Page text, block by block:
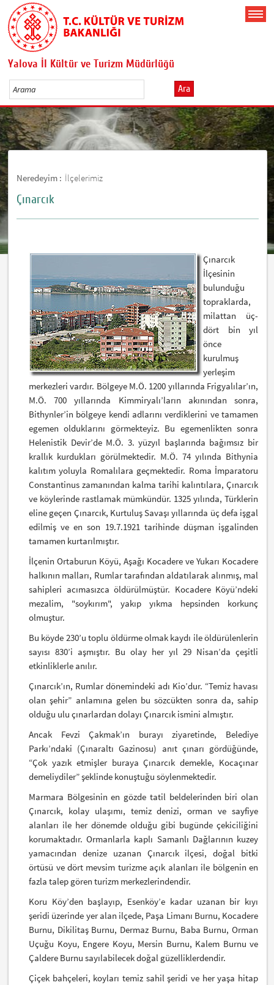
Yalova İl Kültür ve Turizm Müdürlüğü
Ara
Neredeyim : İlçelerimiz
Çınarcık
Çınarcık
İlçesinin
bulunduğu
topraklarda,
milattan üç-
dört bin yıl
önce
kurulmuş
yerleşim
merkezleri vardır. Bölgeye M.Ö. 1200 yıllarında Frigyalılar’ın,
M.Ö. 700 yıllarında Kimmiryalı’ların akınından sonra,
Bithynler’in bölgeye kendi adlarını verdiklerini ve tamamen
egemen olduklarını görmekteyiz. Bu egemenlikten sonra
Helenistik Devir’de M.Ö. 3. yüzyıl başlarında bağımsız bir
krallık kurdukları görülmektedir. M.Ö. 74 yılında Bithynia
kalıtım yoluyla Romalılara geçmektedir. Roma İmparatoru
Constantinus zamanından kalma tarihi kalıntılara, Çınarcık
ve köylerinde rastlamak mümkündür. 1325 yılında, Türklerin
eline geçen Çınarcık, Kurtuluş Savaşı yıllarında üç defa işgal
edilmiş ve en son 19.7.1921 tarihinde düşman işgalinden
tamamen kurtarılmıştır.
İlçenin Ortaburun Köyü, Aşağı Kocadere ve Yukarı Kocadere
halkının malları, Rumlar tarafından aldatılarak alınmış, mal
sahipleri acımasızca öldürülmüştür. Kocadere Köyü’ndeki
mezalim, "soykırım", yakıp yıkma hepsinden korkunç
olmuştur.
Bu köyde 230’u toplu öldürme olmak kaydı ile öldürülenlerin
sayısı 830’i aşmıştır. Bu olay her yıl 29 Nisan’da çeşitli
etkinliklerle anılır.
Çınarcık’ın, Rumlar dönemindeki adı Kio’dur. “Temiz havası
olan şehir” anlamına gelen bu sözcükten sonra da, sahip
olduğu ulu çınarlardan dolayı Çınarcık ismini almıştır.
Ancak Fevzi Çakmak’ın burayı ziyaretinde, Belediye
Parkı’ndaki (Çınaraltı Gazinosu) anıt çınarı gördüğünde,
“Çok yazık etmişler buraya Çınarcık demekle, Kocaçınar
demeliydiler” şeklinde konuştuğu söylenmektedir.
Marmara Bölgesinin en gözde tatil beldelerinden biri olan
Çınarcık, kolay ulaşımı, temiz denizi, orman ve sayfiye
alanları ile her dönemde olduğu gibi bugünde çekiciliğini
korumaktadır. Ormanlarla kaplı Samanlı Dağlarının kuzey
yamacından denize uzanan Çınarcık ilçesi, doğal bitki
örtüsü ve dört mevsim turizme açık alanları ile bölgenin en
fazla talep gören turizm merkezlerindendir.
Koru Köy’den başlayıp, Esenköy’e kadar uzanan bir kıyı
şeridi üzerinde yer alan ilçede, Paşa Limanı Burnu, Kocadere
Burnu, Dikilitaş Burnu, Dermaz Burnu, Baba Burnu, Orman
Uçuğu Koyu, Engere Koyu, Mersin Burnu, Kalem Burnu ve
Çaldere Burnu sayılabilecek doğal güzelliklerdendir.
Çiçek bahçeleri, koyları temiz sahil şeridi ve her yaşa hitap